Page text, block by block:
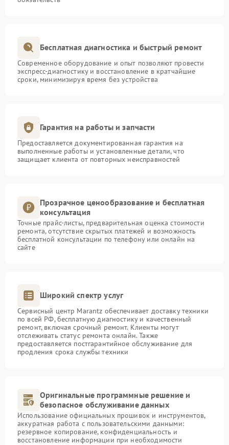
Бесплатная диагностика и быстрый ремонт
Современное оборудование и опыт позволяют провести
экспресс-диагностику и восстановление в кратчайшие
сроки, минимизируя время без устройства
Гарантия на работы и запчасти
Предоставляется документированная гарантия на
выполненные работы и установленные детали, что
защищает клиента от повторных неисправностей
Прозрачное ценообразование и бесплатная
консультация
Точные прайс-листы, предварительная оценка стоимости
ремонта, отсутствие скрытых платежей и возможность
бесплатной консультации по телефону или онлайн на
сайте
Широкий спектр услуг
Сервисный центр Marantz обеспечивает доставку техники
по всей РФ, бесплатную диагностику и качественный
ремонт, включая срочный ремонт. Клиенты могут
отслеживать статус ремонта онлайн. Также
предоставляется постгарантийное обслуживание для
продления срока службы техники
Оригинальные программные решение и
безопасное обслуживание данных
Использование официальных прошивок и инструментов,
аккуратная работа с пользовательскими данными:
резервное копирование, конфиденциальность и
восстановление информации при необходимости